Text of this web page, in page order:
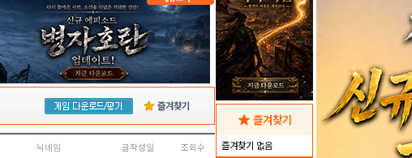
즐겨찾기
닉네임 글작성일 조회수
star 즐겨찾기
즐겨찾기 없음